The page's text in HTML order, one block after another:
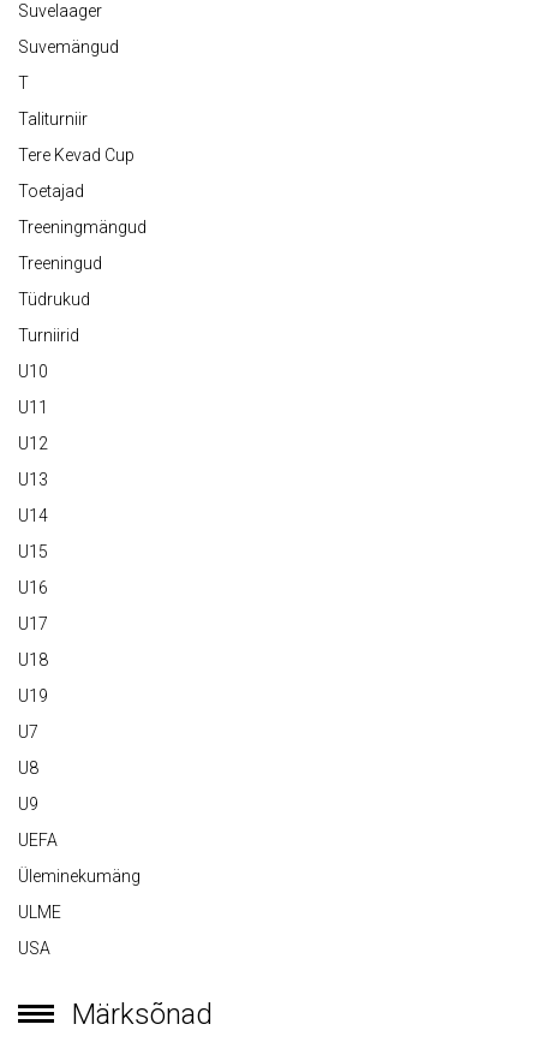
Suvelaager
Suvemängud
T
Taliturniir
Tere Kevad Cup
Toetajad
Treeningmängud
Treeningud
Tüdrukud
Turniirid
U10
U11
U12
U13
U14
U15
U16
U17
U18
U19
U7
U8
U9
UEFA
Üleminekumäng
ULME
USA
Märksõnad